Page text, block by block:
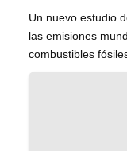
Un nuevo estudio
las emisiones
combustibles